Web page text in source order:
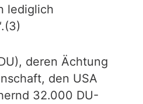
lediglich
.(3)
deren Ächtung
den USA
32.000 DU-